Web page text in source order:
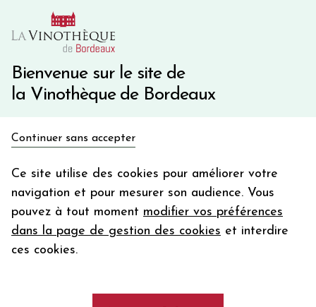
Bienvenue sur le site de
la Vinothèque de Bordeaux
Continuer sans accepter
Ce site utilise des cookies pour améliorer votre
navigation et pour mesurer son audience. Vous
pouvez à tout moment modifier vos préférences
dans la page de gestion des cookies et interdire
ces cookies.
10€ de remise immédiate sur votre première commande
Une question ?
en bon d'achat
Votre
email
En m’abonnant, j’accepte de recevoir la newsletter de la